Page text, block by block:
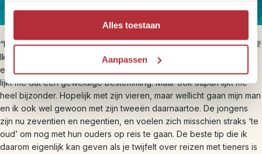
Alles toestaan
Aanpassen
“Dit zul je waarschijnlijk van iedereen bij Riksja horen, maar zo veel!
Ik ben nog nooit in Zuid-Afrika geweest. Zeker als ik de
enthousiaste verhalen van de collega’s hoor die er geweest zijn
lijkt me dat een geweldige bestemming. Maar ook Japan lijkt me
heel bijzonder. Hopelijk met zijn vieren, maar wellicht gaan mijn man
en ik ook wel gewoon met zijn tweeën daarnaartoe. De jongens
zijn nu zeventien en negentien, en voelen zich misschien straks ‘te
oud’ om nog met hun ouders op reis te gaan. De beste tip die ik
daarom eigenlijk kan geven als je twijfelt over reizen met tieners is